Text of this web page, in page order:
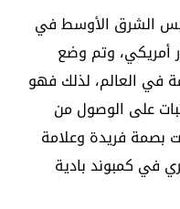
الشرق الأوسط في
بليون دولار أمريكي، وتم وضع
في العالم، لذلك فهو
على الوصول من
بصمة فريدة وعلامة
في كمبوند بادية